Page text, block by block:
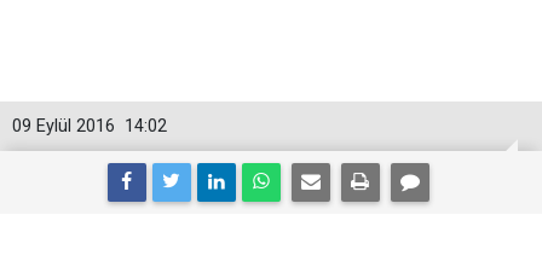
14:02
09 Eylül 2016